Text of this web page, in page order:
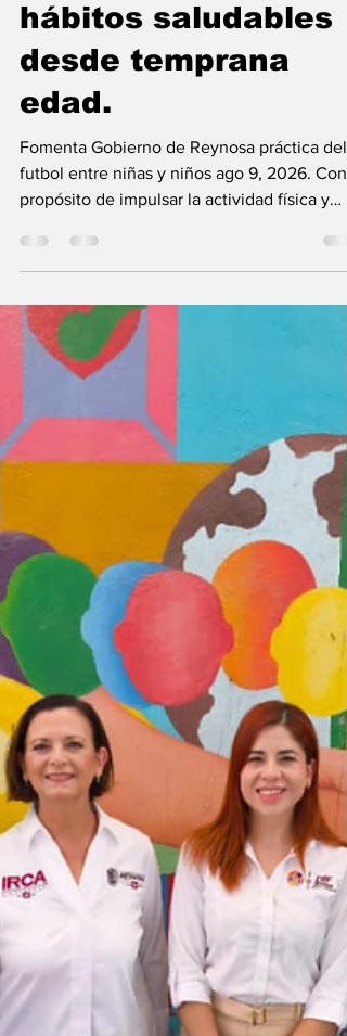
impulsar la
física y fomentar
hábitos saludables
desde temprana
edad.
Fomenta Gobierno de Reynosa práctica del
fomentar hábitos saludables desde
edad, el Alcalde Carlos Peña Ortiz,
la práctica del futbol entre las niñas y los
disciplina, las nuevas generaciones tienen la
oportunidad de desarrollar sus habilidades
deportivas, fortalecer valores como la
disciplina y el trabajo en equipo, además de